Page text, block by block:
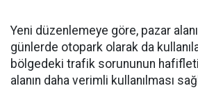
Yeni düzenlemeye göre, pazar
günlerde otopark olarak da
bölgedeki trafik sorununun
alanın daha verimli kullanılması